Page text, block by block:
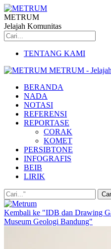
METRUM
Jelajah Komunitas
TENTANG KAMI
METRUM -
BERANDA
NADA
NOTASI
REFERENSI
REPORTASE
CORAK
KOMET
PERSIBTONE
INFOGRAFIS
BEIB
LIRIK
Kembali ke "IDB dan Drawing
Museum Geologi Bandung"